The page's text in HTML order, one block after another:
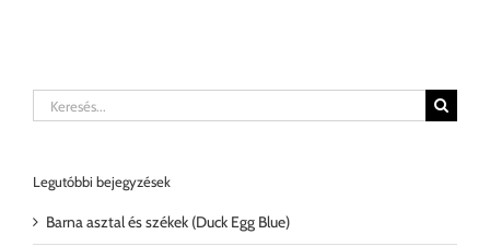
Keresés...
Legutóbbi bejegyzések
Barna asztal és székek (Duck Egg Blue)